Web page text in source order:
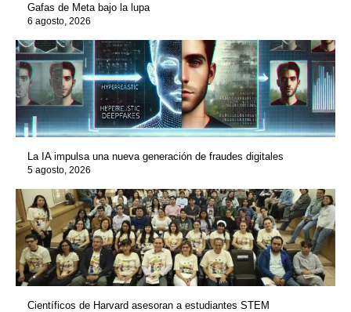
Gafas de Meta bajo la lupa
6 agosto, 2026
La IA impulsa una nueva generación de fraudes digitales
5 agosto, 2026
Científicos de Harvard asesoran a estudiantes STEM